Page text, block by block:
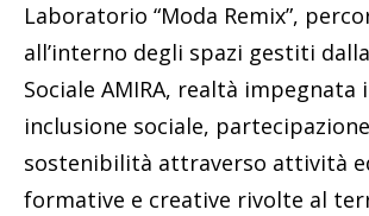
Laboratorio “Moda Remix”,
all’interno degli spazi gestiti
Sociale AMIRA, realtà impegnata
inclusione sociale,
sostenibilità attraverso attività
formative e creative rivolte al